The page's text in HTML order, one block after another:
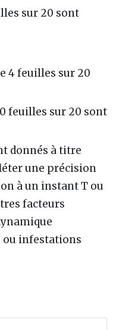
sur 20 sont
4 feuilles sur 20
feuilles sur 20 sont
donnés à titre
une précision
à un instant T ou
facteurs
ou infestations